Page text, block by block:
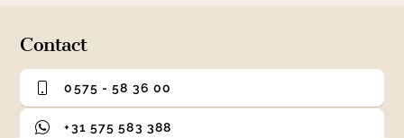
Contact
0575 - 58 36 00
+31 575 583 388